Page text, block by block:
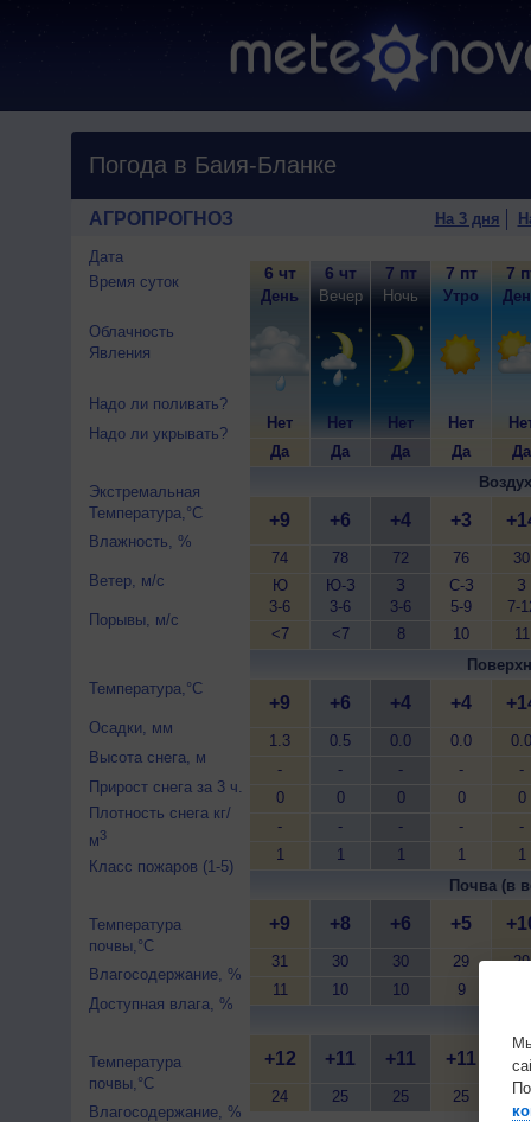
Погода в Баия-Бланке
АГРОПРОГНОЗ На 3 дня
Дата
Время суток
Облачность
Явления
Надо ли поливать?
Надо ли укрывать?
Экстремальная
Температура,°C
Влажность, %
Ветер, м/с
Порывы, м/с
Температура,°C
Осадки, мм
Высота снега, м
Прирост снега за 3 ч.
Плотность снега кг/
м3
Класс пожаров (1-5)
Температура
почвы,°C
Влагосодержание, %
Доступная влага, %
Температура
почвы,°C
Влагосодержание, %
6 чт
День
Нет
Да
6 чт
Вечер
Нет
Да
7 пт
Ночь
Нет
Да
7 пт
Утро
Нет
Да
7
Да
+9
74
Ю
3-6
<7
+6
78
Ю-З
3-6
<7
+4
72
З
3-6
8
+3
76
С-З
5-9
10
30
З
7-
11
+9
1.3
-
0
-
1
+6
0.5
-
0
-
1
+4
0.0
-
0
-
1
+4
0.0
-
0
-
1
0.0
-
0
-
1
Почва (в
+9
31
11
+8
30
10
+6
30
10
+5
29
9
29
+12
24
+11
25
+11
25
+11
25 25